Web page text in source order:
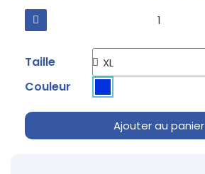
Taille
Couleur
Ajouter au panier